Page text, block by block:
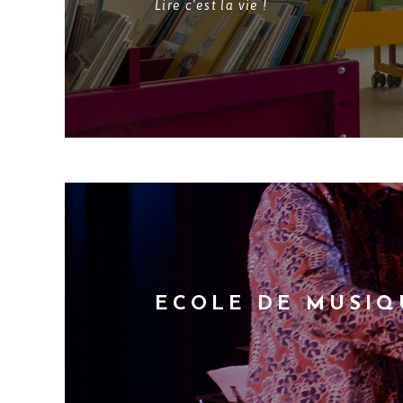
Lire c'est la vie !
ECOLE DE